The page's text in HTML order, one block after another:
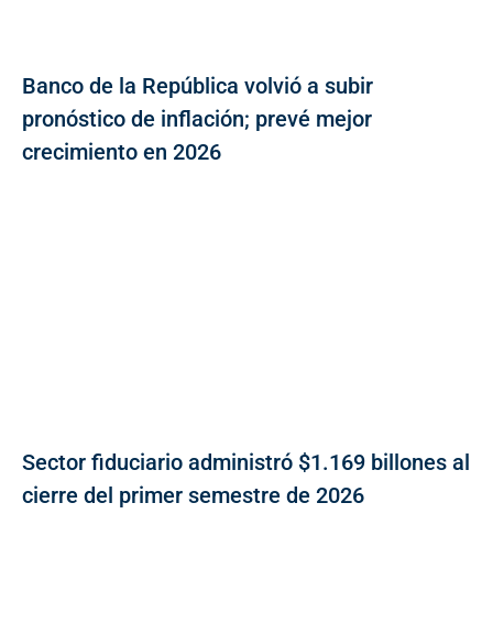
Banco de la República volvió a subir
pronóstico de inflación; prevé mejor
crecimiento en 2026
Sector fiduciario administró $1.169 billones al
cierre del primer semestre de 2026